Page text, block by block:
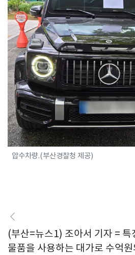
압수차량.(부산경찰청 제공)
(부산=뉴스1) 조아서 기자 =
물품을 사용하는 대가로 수억